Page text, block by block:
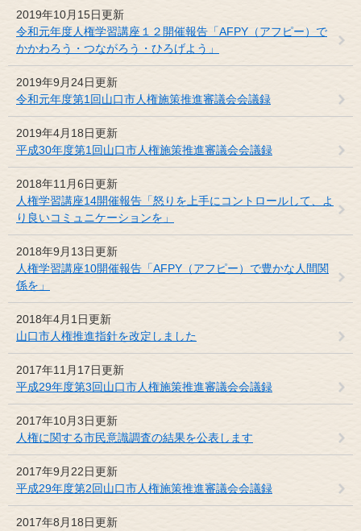
2019年10月15日更新
令和元年度人権学習講座１２開催報告「AFPY（アフピー）で
かかわろう・つながろう・ひろげよう」
2019年9月24日更新
令和元年度第1回山口市人権施策推進審議会会議録
2019年4月18日更新
平成30年度第1回山口市人権施策推進審議会会議録
2018年11月6日更新
人権学習講座14開催報告「怒りを上手にコントロールして、よ
り良いコミュニケーションを」
2018年9月13日更新
人権学習講座10開催報告「AFPY（アフピー）で豊かな人間関
係を」
2018年4月1日更新
山口市人権推進指針を改定しました
2017年11月17日更新
平成29年度第3回山口市人権施策推進審議会会議録
2017年10月3日更新
人権に関する市民意識調査の結果を公表します
2017年9月22日更新
平成29年度第2回山口市人権施策推進審議会会議録
2017年8月18日更新